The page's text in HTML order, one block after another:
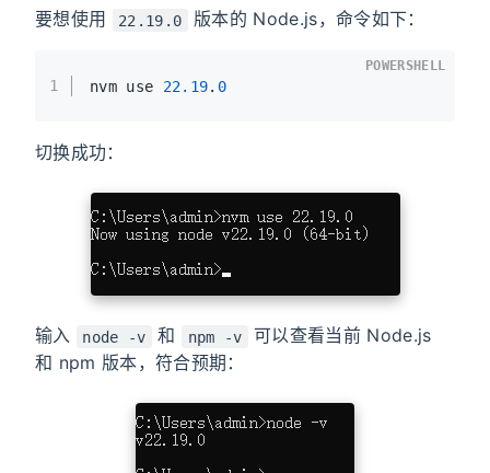
要想使用 22.19.0 版本的 Node.js，命令如下：
1 nvm use 22.19. 0
POWERSHELL
切换成功：
输入 node -v 和 npm -v
可以查看当前 Node.js
和 npm 版本，符合预期：